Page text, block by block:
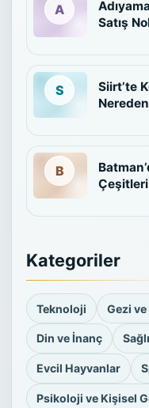
Satış
Siirt’te
Nereden
Çeşitleri
Kategoriler
Teknoloji Gezi
Din ve İnanç
Evcil Hayvanlar
Psikoloji ve Kişisel